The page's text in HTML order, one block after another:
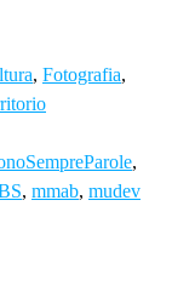
, Fotografia,
,
, mmab, mudev